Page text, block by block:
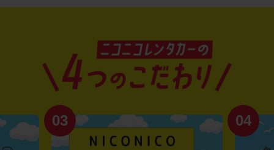
03 04